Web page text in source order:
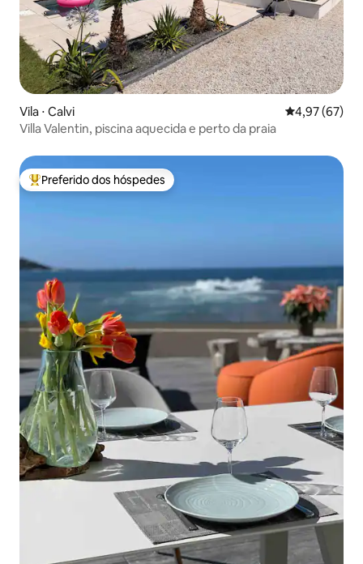
Vila ⋅ Calvi 4,97 de uma
4,97 (67)
Villa Valentin, piscina aquecida e perto da praia
Entre os melhores preferidos dos hóspedes
Preferido dos hóspedes